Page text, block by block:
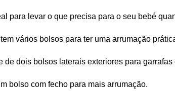
para levar o que precisa para o seu bebé
vários bolsos para ter uma arrumação
de dois bolsos laterais exteriores para garrafas
bolso com fecho para mais arrumação.